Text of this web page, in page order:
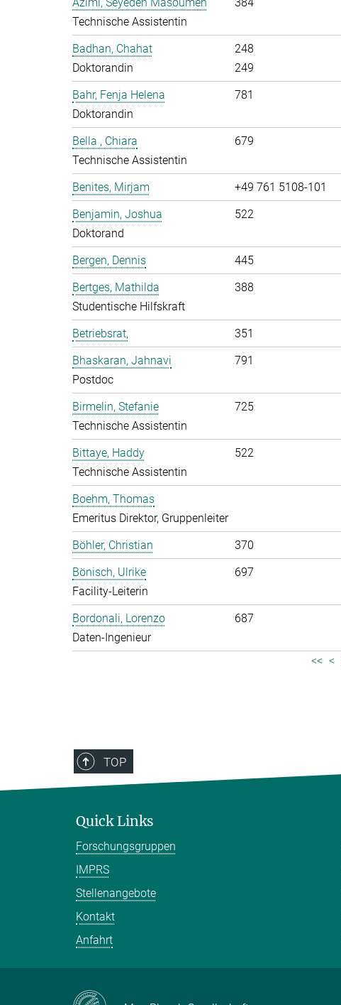
Technische Assistentin
Badhan, Chahat
Doktorandin
248
249
Bahr, Fenja Helena
Doktorandin
781
Bella , Chiara
Technische Assistentin
679
Benites, Mirjam +49 761 5108-101
Benjamin, Joshua
Doktorand
522
Bergen, Dennis 445
Bertges, Mathilda
Studentische Hilfskraft
388
Betriebsrat, 351
Bhaskaran, Jahnavi
Postdoc
791
Birmelin, Stefanie
Technische Assistentin
725
Bittaye, Haddy
Technische Assistentin
522
Boehm, Thomas
Emeritus Direktor, Gruppenleiter
Böhler, Christian 370
Bönisch, Ulrike
Facility-Leiterin
697
Bordonali, Lorenzo
Daten-Ingenieur
687
<< <
TOP
Quick Links
Forschungsgruppen
IMPRS
Stellenangebote
Kontakt
Anfahrt